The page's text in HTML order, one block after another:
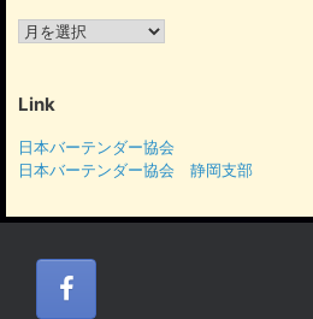
ア
イ
Link
日本バーテンダー協会
日本バーテンダー協会 静岡支部